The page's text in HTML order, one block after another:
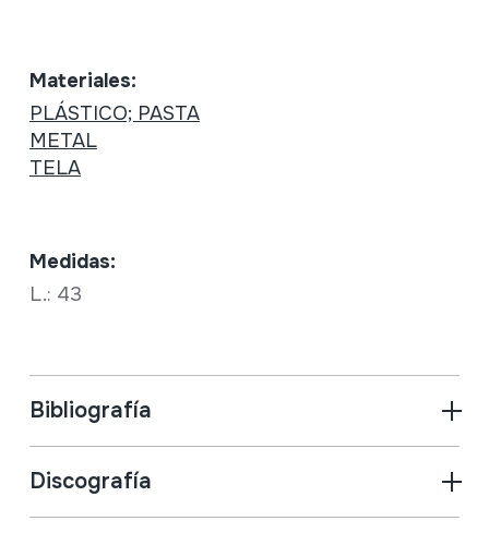
Materiales:
PLÁSTICO; PASTA
METAL
TELA
Medidas:
L.: 43
Bibliografía
Discografía